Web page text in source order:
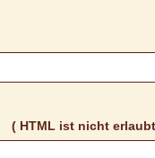
( HTML ist nicht